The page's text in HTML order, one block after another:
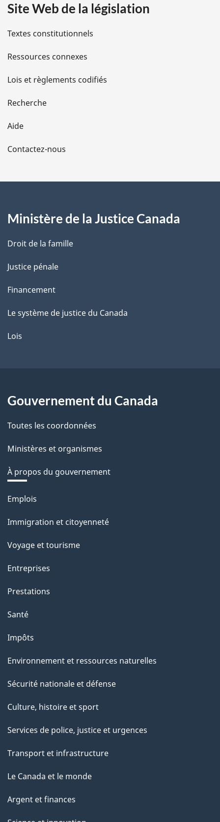
i
l
s
d
e
l
a
e
Site Web de la législation
Textes constitutionnels
Ressources connexes
Lois et règlements codifiés
Recherche
Aide
Contactez-nous
Ministère de la Justice Canada
Droit de la famille
Justice pénale
Financement
Le système de justice du Canada
Lois
Gouvernement du Canada
Toutes les coordonnées
Ministères et organismes
À propos du gouvernement
Thèmes
sujets
Emplois
Immigration et citoyenneté
Voyage et tourisme
Entreprises
Prestations
Santé
Impôts
Environnement et ressources naturelles
Sécurité nationale et défense
Culture, histoire et sport
Services de police, justice et urgences
Transport et infrastructure
Le Canada et le monde
Argent et finances